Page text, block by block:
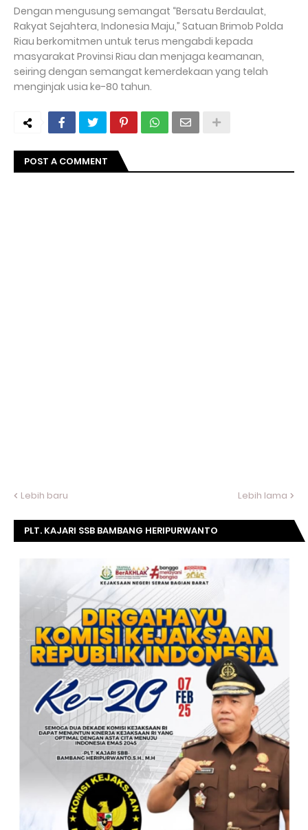
Dengan mengusung semangat “Bersatu Berdaulat,
Rakyat Sejahtera, Indonesia Maju,” Satuan Brimob Polda
Riau berkomitmen untuk terus mengabdi kepada
masyarakat Provinsi Riau dan menjaga keamanan,
seiring dengan semangat kemerdekaan yang telah
menginjak usia ke-80 tahun.
POST A COMMENT
Lebih baru Lebih lama
PLT. KAJARI SSB BAMBANG HERIPURWANTO
KEJAKSAAN RI KE- 20 TAHUN.